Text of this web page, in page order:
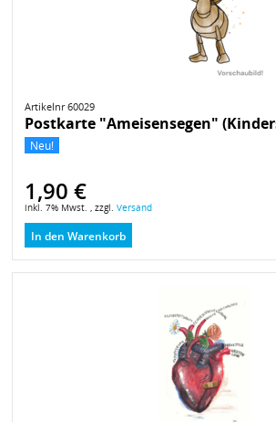
Artikelnr 60029
Postkarte "Ameisensegen"
Neu!
1,90 €
inkl. 7% Mwst. , zzgl. Versand
In den Warenkorb